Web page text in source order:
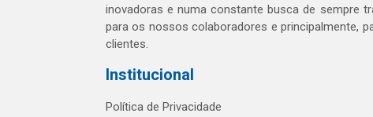
inovadoras e numa constante busca de sempre
para os nossos colaboradores e principalmente,
clientes.
Institucional
Política de Privacidade